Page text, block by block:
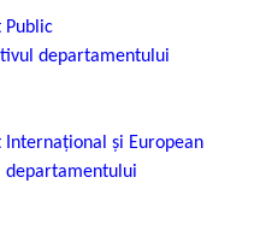
Public
departamentului
și European
departamentului